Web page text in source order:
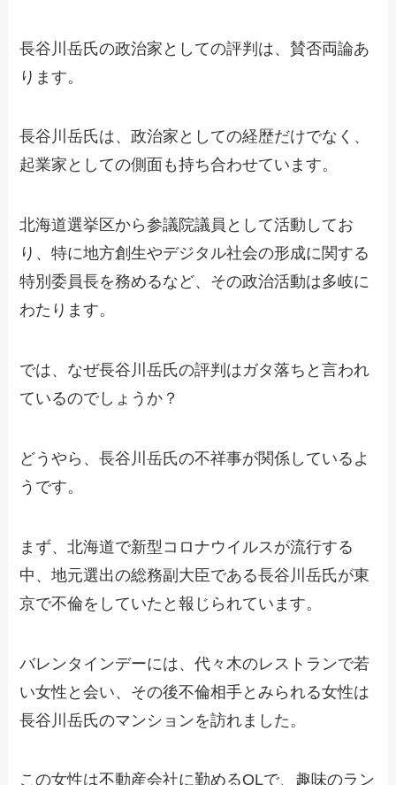
長谷川岳氏の政治家としての評判は、賛否両論あ
ります。
長谷川岳氏は、政治家としての経歴だけでなく、
起業家としての側面も持ち合わせています。
北海道選挙区から参議院議員として活動してお
り、特に地方創生やデジタル社会の形成に関する
特別委員長を務めるなど、その政治活動は多岐に
わたります。
では、なぜ長谷川岳氏の評判はガタ落ちと言われ
ているのでしょうか？
どうやら、長谷川岳氏の不祥事が関係しているよ
うです。
まず、北海道で新型コロナウイルスが流行する
中、地元選出の総務副大臣である長谷川岳氏が東
京で不倫をしていたと報じられています。
バレンタインデーには、代々木のレストランで若
い女性と会い、その後不倫相手とみられる女性は
長谷川岳氏のマンションを訪れました。
この女性は不動産会社に勤めるOLで、趣味のラン